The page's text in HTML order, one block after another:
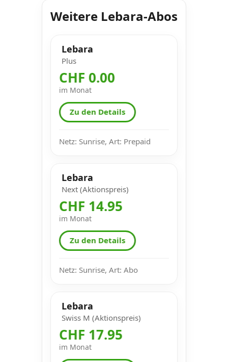
Weitere Lebara-Abos
Lebara
Plus
CHF 0.00
im Monat
Zu den Details
Netz: Sunrise, Art: Prepaid
Lebara
Next (Aktionspreis)
CHF 14.95
im Monat
Zu den Details
Netz: Sunrise, Art: Abo
Lebara
Swiss M (Aktionspreis)
CHF 17.95
im Monat